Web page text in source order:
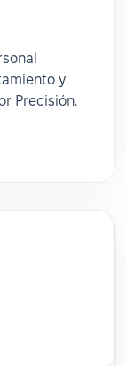
y
Precisión.